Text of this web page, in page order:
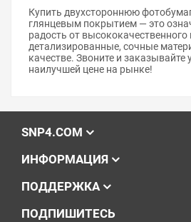
Купить двухстороннюю
глянцевым покрытием — это
радость от высококачественного
детализированные, сочные
качестве. Звоните и заказывайте
наилучшей цене на рынке!
SNP4.COM
ИНФОРМАЦИЯ
ПОДДЕРЖКА
ПОДПИШИТЕСЬ